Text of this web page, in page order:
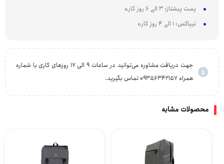
پست پیشتاز: 3 الی 6 روز کاری
تیپاکس: 1 الی 4 روز کاری
جهت دریافت مشاوره می‌توانید در ساعات 9 الی 17 روزهای کاری با شماره
همراه 09356342157 تماس بگیرید.
محصولات مشابه